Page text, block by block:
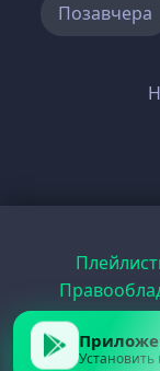
Позавчера
Установить